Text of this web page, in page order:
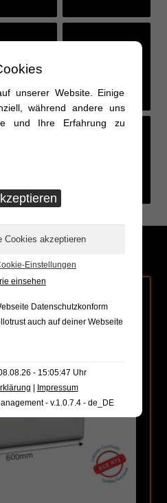
available
available
unserer Website. Einige
während andere uns
und Ihre Erfahrung zu
Einstellungen
einsehen
Datenschutzkonform
auch auf deiner Webseite
- 15:05:47 Uhr
| Impressum
- v.1.0.7.4 - de_DE